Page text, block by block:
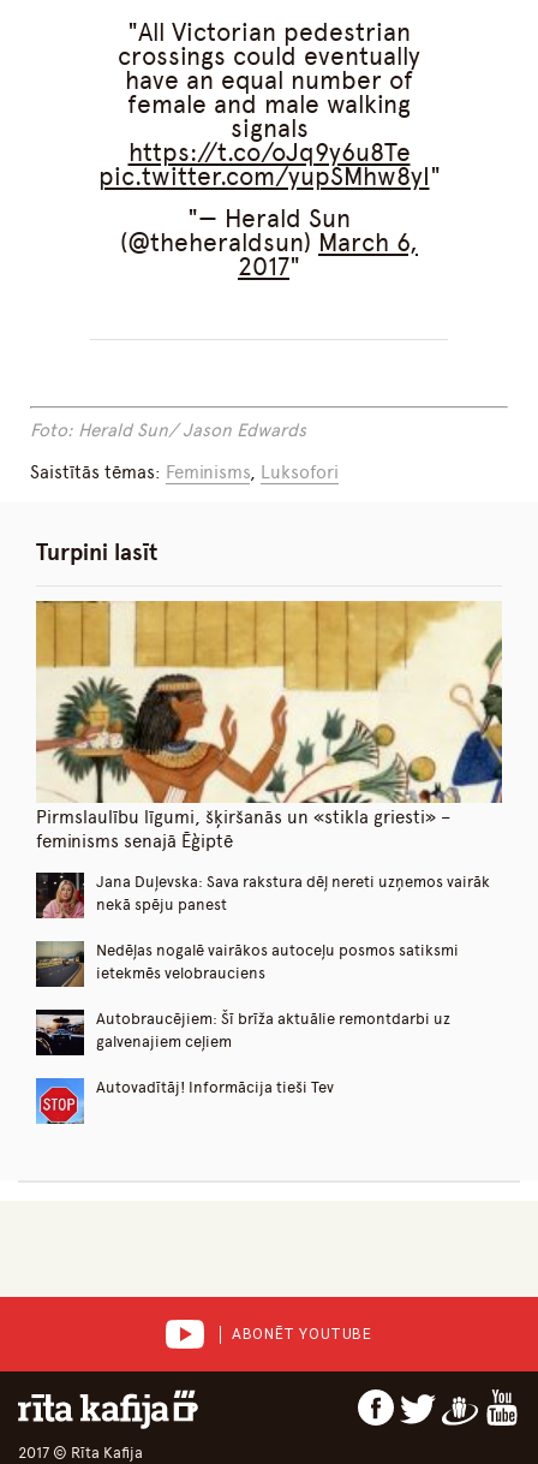
All Victorian pedestrian
crossings could eventually
have an equal number of
female and male walking
signals
https://t.co/oJq9y6u8Te
pic.twitter.com/yupSMhw8yI
— Herald Sun
(@theheraldsun) March 6,
2017
Foto: Herald Sun/ Jason Edwards
Saistītās tēmas: Feminisms, Luksofori
Turpini lasīt
Pirmslaulību līgumi, šķiršanās un «stikla griesti» –
feminisms senajā Ēģiptē
Jana Duļevska: Sava rakstura dēļ nereti uzņemos vairāk
nekā spēju panest
Nedēļas nogalē vairākos autoceļu posmos satiksmi
ietekmēs velobrauciens
Autobraucējiem: Šī brīža aktuālie remontdarbi uz
galvenajiem ceļiem
Autovadītāj! Informācija tieši Tev
ABONĒT YOUTUBE
2017 © Rīta Kafija